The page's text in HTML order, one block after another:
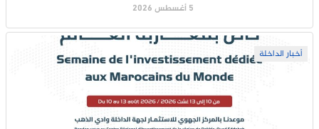
5 أغسطس 2026
أخبار الداخلة